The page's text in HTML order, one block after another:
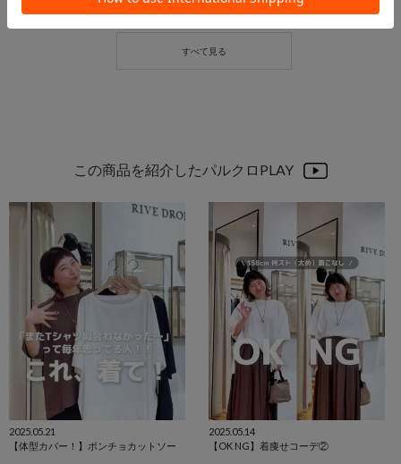
RIVE DROITE
RIVE DROITE
この商品を紹介したパルクロPLAY
2025.05.21
【体型カバー！】ポンチョカットソー
2025.05.14
【OK NG】着痩せコーデ②